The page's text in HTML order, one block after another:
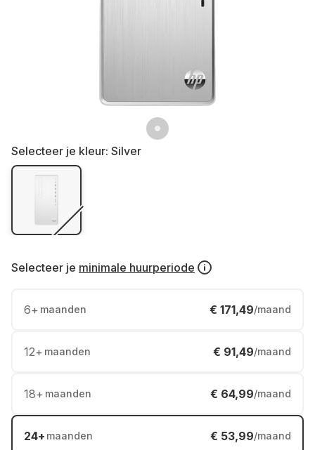
Selecteer je kleur: Silver
Selecteer je minimale huurperiode
6+ maanden € 171,49/maand
12+ maanden € 91,49/maand
18+ maanden € 64,99/maand
24+ maanden € 53,99/maand